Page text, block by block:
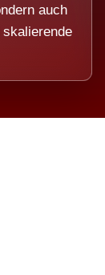
auch